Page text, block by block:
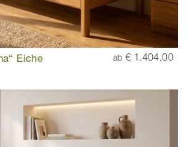
Eiche ab € 1.404,00